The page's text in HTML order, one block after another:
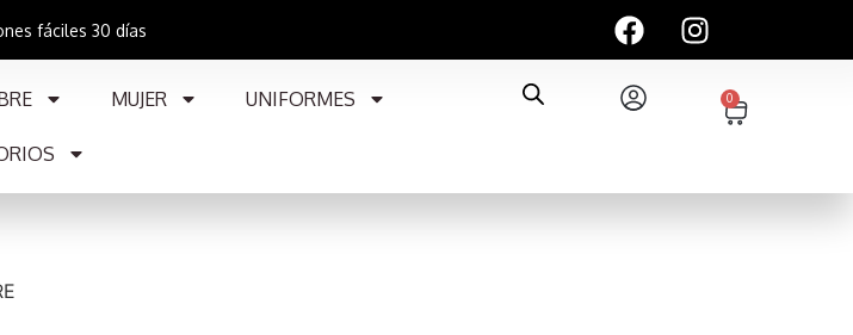
fáciles 30 días
MUJER UNIFORMES 0